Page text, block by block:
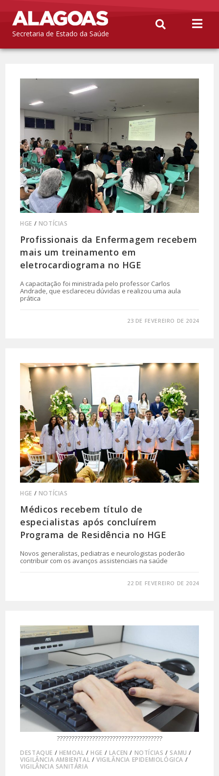
Secretaria de Estado da Saúde
HGE / NOTÍCIAS
Profissionais da Enfermagem recebem
mais um treinamento em
eletrocardiograma no HGE
A capacitação foi ministrada pelo professor Carlos
Andrade, que esclareceu dúvidas e realizou uma aula
prática
23 DE FEVEREIRO DE 2024
HGE / NOTÍCIAS
Médicos recebem título de
especialistas após concluírem
Programa de Residência no HGE
Novos generalistas, pediatras e neurologistas poderão
contribuir com os avanços assistenciais na saúde
22 DE FEVEREIRO DE 2024
????????????????????????????????????
DESTAQUE / HEMOAL /HGE / LACEN / NOTÍCIAS / SAMU /
VIGILÂNCIA AMBIENTAL /VIGILÂNCIA EPIDEMIOLÓGICA /
VIGILÂNCIA SANITÁRIA